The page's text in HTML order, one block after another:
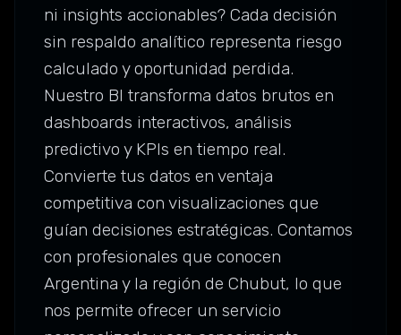
ni insights accionables? Cada decisión
sin respaldo analítico representa riesgo
calculado y oportunidad perdida.
Nuestro BI transforma datos brutos en
dashboards interactivos, análisis
predictivo y KPIs en tiempo real.
Convierte tus datos en ventaja
competitiva con visualizaciones que
guían decisiones estratégicas. Contamos
con profesionales que conocen
Argentina y la región de Chubut, lo que
nos permite ofrecer un servicio